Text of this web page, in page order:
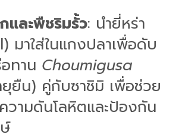
และพืชริมรั้ว: นำยี่หร่า
มาใส่ในแกงปลาเพื่อดับ
ทาน Choumigusa
ยืน) คู่กับซาชิมิ เพื่อช่วย
วามดันโลหิตและป้องกัน